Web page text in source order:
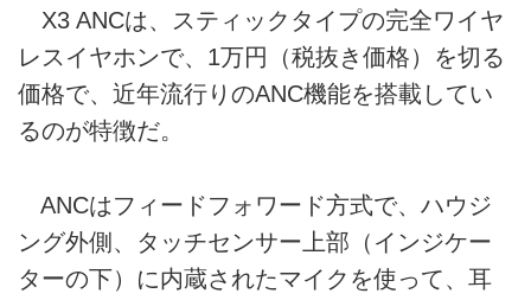
X3 ANCは、スティックタイプの完全ワイヤ
レスイヤホンで、1万円（税抜き価格）を切る
価格で、近年流行りのANC機能を搭載してい
るのが特徴だ。
ANCはフィードフォワード方式で、ハウジ
ング外側、タッチセンサー上部（インジケー
ターの下）に内蔵されたマイクを使って、耳